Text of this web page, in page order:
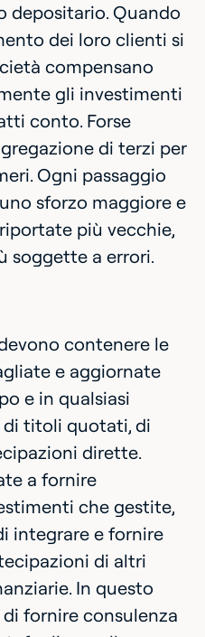
depositario. Quando
dei loro clienti si
compensano
gli investimenti
conto. Forse
di terzi per
Ogni passaggio
sforzo maggiore e
più vecchie,
soggette a errori.
contenere le
e aggiornate
e in qualsiasi
di titoli quotati, di
dirette.
a fornire
che gestite,
integrare e fornire
di altri
In questo
fornire consulenza